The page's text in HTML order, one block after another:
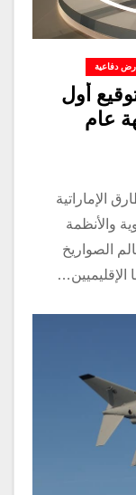
دفاعية
أول
عام
الإماراتية
والأنظمة
الصواريخ